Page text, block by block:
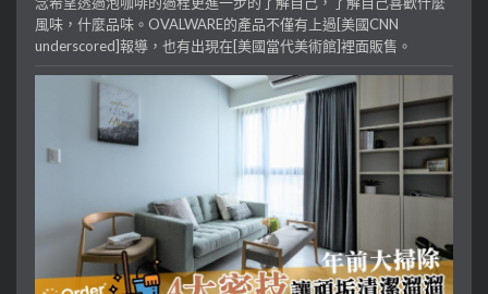
風味，什麼品味。OVALWARE的產品不僅有上過[美國CNN
underscored]報導，也有出現在[美國當代美術館]裡面販售。